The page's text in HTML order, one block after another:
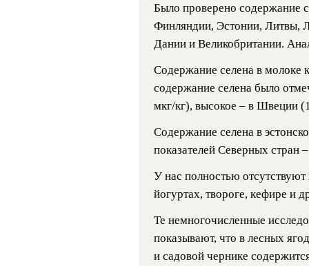
Было проверено содержание
Финляндии, Эстонии, Литвы,
Дании и Великобритании.
Содержание селена в молоке
содержание селена было
мкг/кг), высокое – в Швеции
Содержание селена в
показателей Северных стран
У нас полностью
йогуртах, твороге, кефире и
Те немногочисленные
показывают, что в лесных
и садовой чернике